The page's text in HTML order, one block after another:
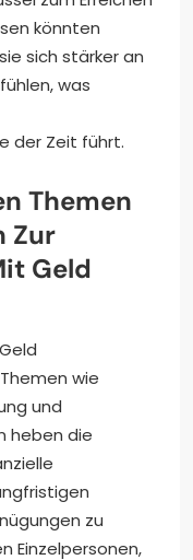
könnten
sich stärker an
was
der Zeit führt.
Themen
Zur
Geld
wie
und
heben die
zu
Einzelpersonen,